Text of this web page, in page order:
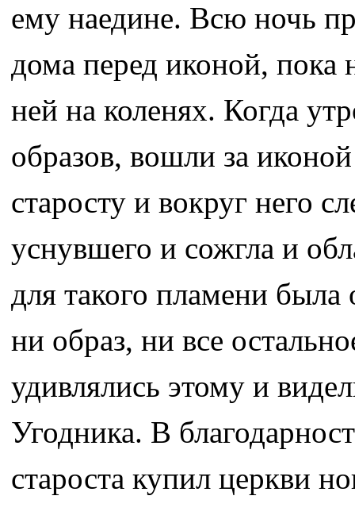
ему наедине. Всю ночь
дома перед иконой, пока
ней на коленях. Когда
образов, вошли за
старосту и вокруг него
уснувшего и сожгла и
для такого пламени была
ни образ, ни все
удивлялись этому и
Угодника. В
староста купил церкви